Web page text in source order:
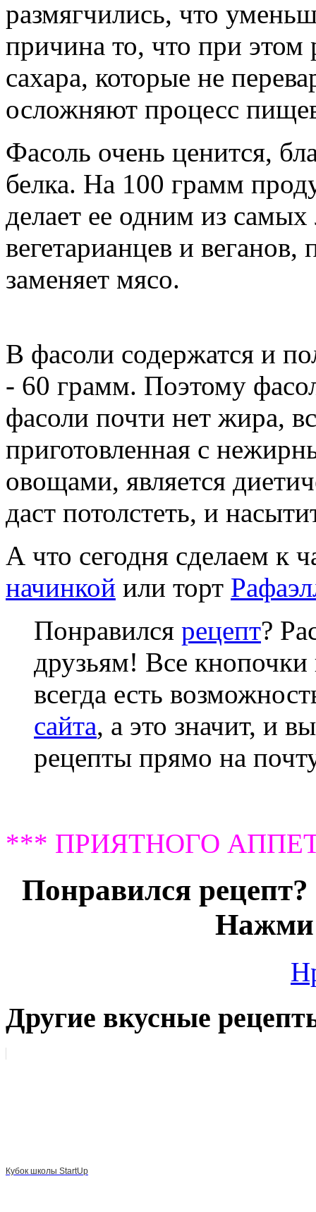
размягчились, что
причина то, что при этом
сахара, которые не
осложняют процесс
Фасоль очень ценится,
белка. На 100 грамм
делает ее одним из
вегетарианцев и
заменяет мясо.
В фасоли содержатся и
- 60 грамм. Поэтому
фасоли почти нет жира,
приготовленная с
овощами, является
даст потолстеть, и
А что сегодня сделаем
начинкой или торт
Понравился рецепт?
друзьям! Все кнопочки
всегда есть
сайта, а это значит, и
рецепты прямо на
*** ПРИЯТНОГО
Понравился
Нажми
Другие вкусные
Кубок школы StartUp